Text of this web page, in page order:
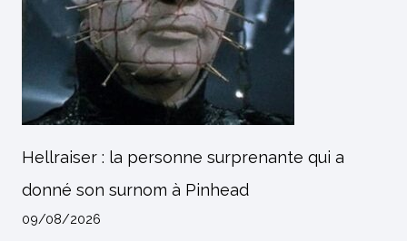
Hellraiser : la personne surprenante qui a
donné son surnom à Pinhead
09/08/2026